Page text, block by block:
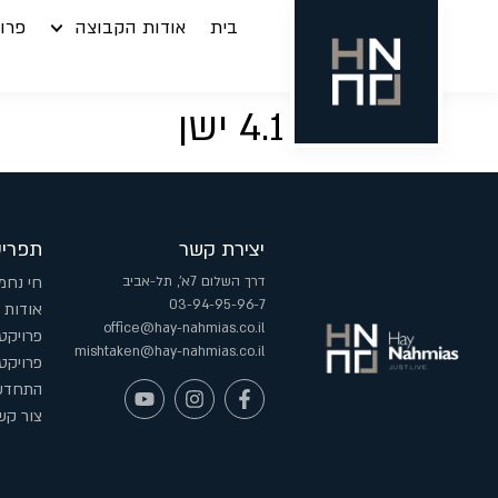
בית אודות הקבוצה
יצירת קשר
דרך השלום 7א', תל-אביב
03-94-95-96-7
office@hay-nahmias.co.il
mishtaken@hay-nahmias.co.il
חי
צור